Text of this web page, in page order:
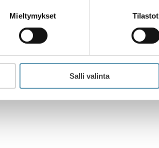
Mieltymykset Tilastot
Salli valinta